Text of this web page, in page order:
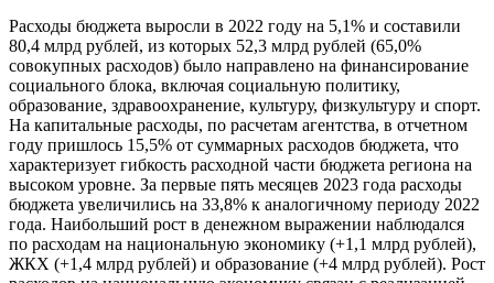
Расходы бюджета выросли в 2022 году на 5,1% и составили
80,4 млрд рублей, из которых 52,3 млрд рублей (65,0%
совокупных расходов) было направлено на финансирование
социального блока, включая социальную политику,
образование, здравоохранение, культуру, физкультуру и спорт.
На капитальные расходы, по расчетам агентства, в отчетном
году пришлось 15,5% от суммарных расходов бюджета, что
характеризует гибкость расходной части бюджета региона на
высоком уровне. За первые пять месяцев 2023 года расходы
бюджета увеличились на 33,8% к аналогичному периоду 2022
года. Наибольший рост в денежном выражении наблюдался
по расходам на национальную экономику (+1,1 млрд рублей),
ЖКХ (+1,4 млрд рублей) и образование (+4 млрд рублей). Рост